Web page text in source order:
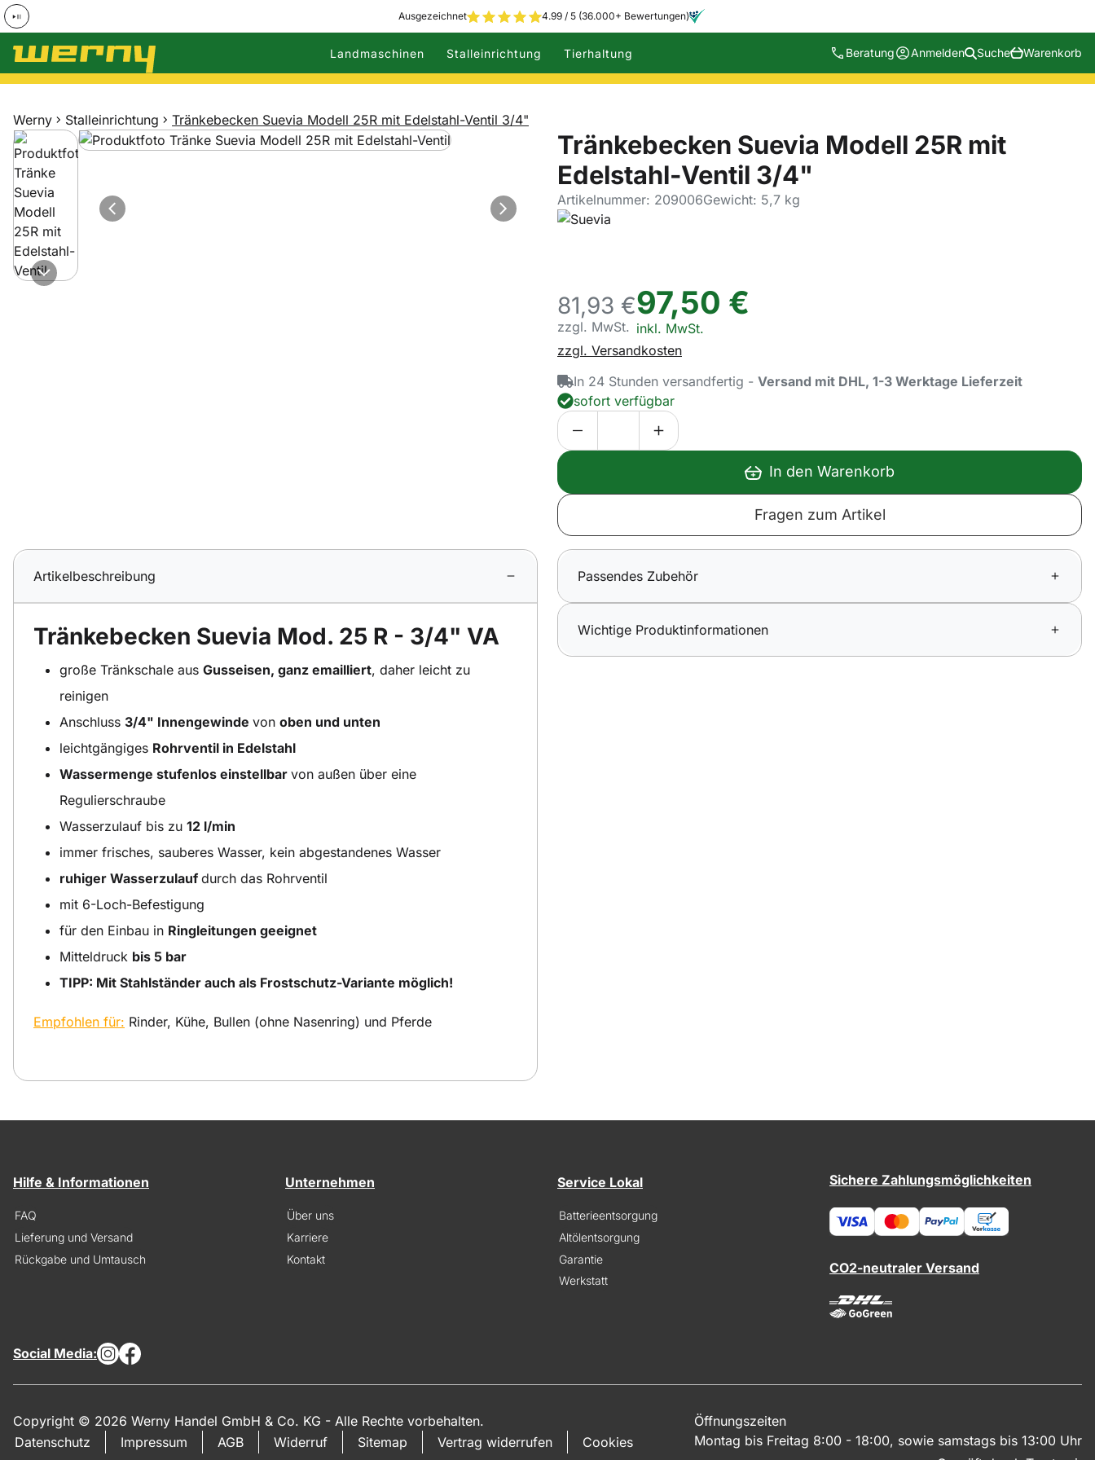
Ausgezeichnet 4.99 / 5 (36.000+ Bewertungen)
Zum Hauptinhalt springen
Landmaschinen Stalleinrichtung Tierhaltung Beratung Anmelden Suche Warenkorb
Werny Stalleinrichtung Tränkebecken Suevia Modell 25R mit Edelstahl-Ventil 3/4"
Produktgalerie
Zur Kaufbox springen
Tränkebecken Suevia Modell 25R mit
Edelstahl-Ventil 3/4"
Artikelnummer: 209006Gewicht: 5,7 kg
81,93 €
zzgl. MwSt.
97,50 €
Steuerhinweis:
inkl. MwSt.
zzgl. Versandkosten
In 24 Stunden versandfertig - Versand mit DHL, 1-3 Werktage Lieferzeit
sofort verfügbar
In den Warenkorb
Fragen zum Artikel
Artikelbeschreibung
Tränkebecken Suevia Mod. 25 R - 3/4" VA
große Tränkschale aus Gusseisen, ganz emailliert, daher leicht zu
reinigen
Anschluss 3/4" Innengewinde von oben und unten
leichtgängiges Rohrventil in Edelstahl
Wassermenge stufenlos einstellbar von außen über eine
Regulierschraube
Wasserzulauf bis zu 12 l/min
immer frisches, sauberes Wasser, kein abgestandenes Wasser
ruhiger Wasserzulauf durch das Rohrventil
mit 6-Loch-Befestigung
für den Einbau in Ringleitungen geeignet
Mitteldruck bis 5 bar
TIPP: Mit Stahlständer auch als Frostschutz-Variante möglich!
Empfohlen für: Rinder, Kühe, Bullen (ohne Nasenring) und Pferde
Passendes Zubehör
Wichtige Produktinformationen
Hilfe & Informationen
FAQ
Lieferung und Versand
Rückgabe und Umtausch
Unternehmen
Über uns
Karriere
Kontakt
Service Lokal
Batterieentsorgung
Altölentsorgung
Garantie
Werkstatt
Sichere Zahlungsmöglichkeiten
CO2-neutraler Versand
Social Media:
Copyright © 2026 Werny Handel GmbH & Co. KG - Alle Rechte vorbehalten.
Datenschutz
Impressum AGB Widerruf Sitemap Vertrag widerrufen Cookies
Öffnungszeiten
Montag bis Freitag 8:00 - 18:00, sowie samstags bis 13:00 Uhr